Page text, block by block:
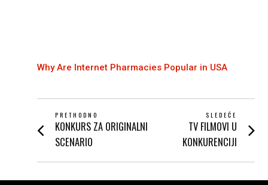
Why Are Internet Pharmacies Popular in USA
POST
NAVIGATION
PRETHODNO
Prethodni
post:
KONKURS ZA ORIGINALNI
SCENARIO
SLEDEĆE
Next
post:
TV FILMOVI U
KONKURENCIJI